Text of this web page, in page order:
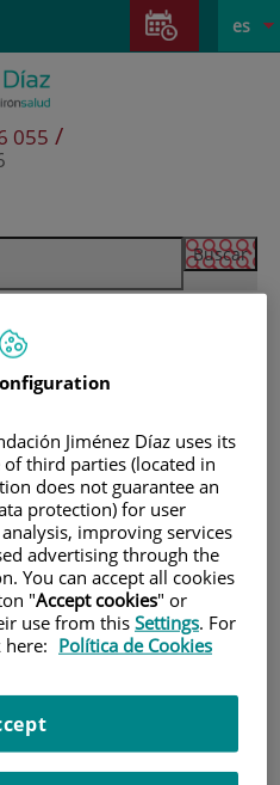
activo
es
055 /
Jiménez Díaz uses its
third parties (located in
does not guarantee an
protection) for user
improving services
advertising through the
You can accept all cookies
"Accept cookies" or
use from this Settings. For
Política de Cookies